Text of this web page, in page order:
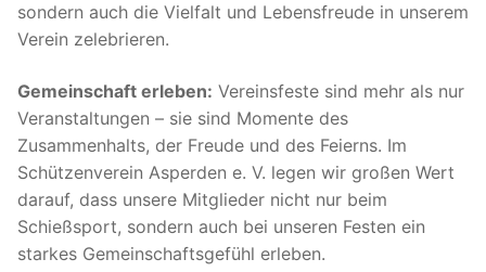
sondern auch die Vielfalt und Lebensfreude in unserem
Verein zelebrieren.
Gemeinschaft erleben: Vereinsfeste sind mehr als nur
Veranstaltungen – sie sind Momente des
Zusammenhalts, der Freude und des Feierns. Im
Schützenverein Asperden e. V. legen wir großen Wert
darauf, dass unsere Mitglieder nicht nur beim
Schießsport, sondern auch bei unseren Festen ein
starkes Gemeinschaftsgefühl erleben.